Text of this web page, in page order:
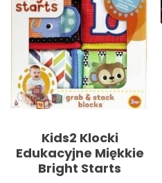
Kids2 Klocki
Edukacyjne Miękkie
Bright Starts